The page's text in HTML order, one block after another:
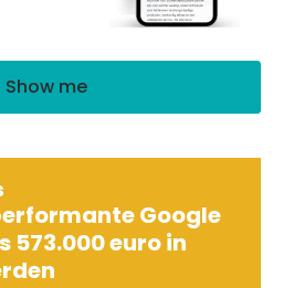
Show me
Google
573.000 euro in